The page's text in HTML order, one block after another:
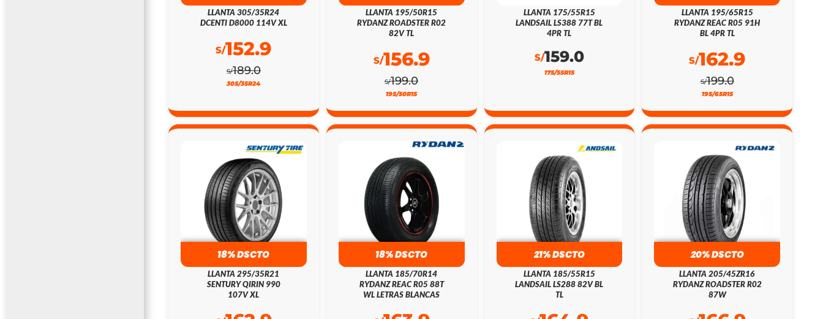
LLANTA 305/35R24
DCENTI D8000 114V XL
S/189.0
S/152.9
305/35R24
LLANTA 195/50R15
RYDANZ ROADSTER R02
82V TL
S/199.0
S/156.9
195/50R15
LLANTA 175/55R15
LANDSAIL LS388 77T BL
4PR TL
S/159.0
175/55R15
LLANTA 195/65R15
RYDANZ REAC R05 91H
BL 4PR TL
S/199.0
S/162.9
195/65R15
18% DSCTO
LLANTA 295/35R21
SENTURY QIRIN 990
107V XL
18% DSCTO
LLANTA 185/70R14
RYDANZ REAC R05 88T
WL LETRAS BLANCAS
21% DSCTO
LLANTA 185/55R15
LANDSAIL LS288 82V BL
TL
20% DSCTO
LLANTA 205/45ZR16
RYDANZ ROADSTER R02
87W